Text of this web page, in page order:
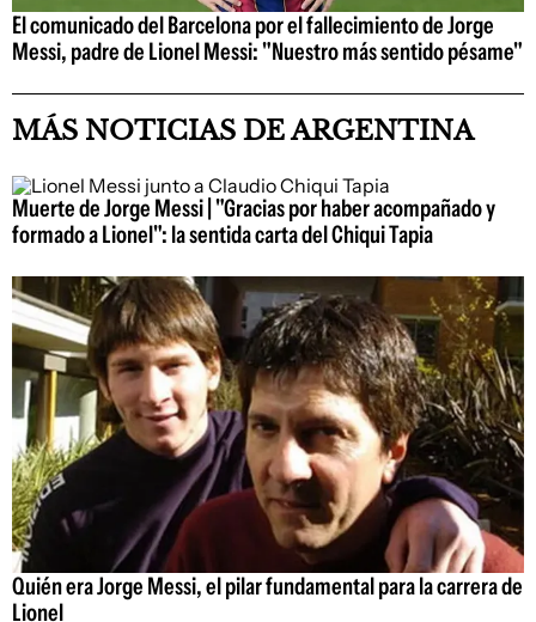
El comunicado del Barcelona por el fallecimiento de Jorge
Messi, padre de Lionel Messi: "Nuestro más sentido pésame"
MÁS NOTICIAS DE ARGENTINA
Muerte de Jorge Messi | "Gracias por haber acompañado y
formado a Lionel": la sentida carta del Chiqui Tapia
Quién era Jorge Messi, el pilar fundamental para la carrera de
Lionel